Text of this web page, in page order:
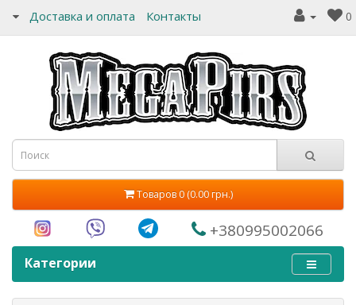
Доставка и оплата Контакты 0
Товаров 0 (0.00 грн.)
+380995002066
Категории